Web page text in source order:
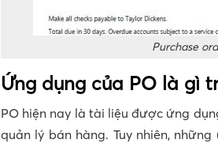
Purchase
Ứng dụng của PO là gì
PO hiện nay là tài liệu được ứng
quản lý bán hàng. Tuy nhiên,